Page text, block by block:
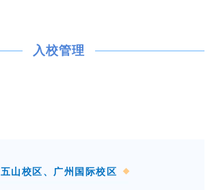
入校管理
五山校区、广州国际校区